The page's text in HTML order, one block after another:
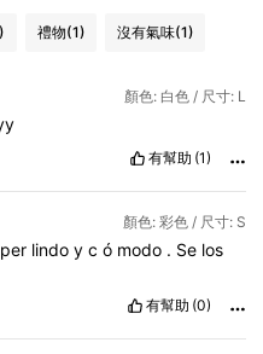
禮物(1) 沒有氣味(1)
顏色: 白色 / 尺寸: L
有幫助 (1)
顏色: 彩色 / 尺寸: S
per lindo y c ó modo . Se los
有幫助 (0)